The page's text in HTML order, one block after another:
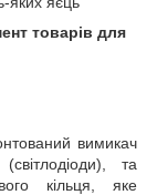
товарів для
вимикач
та
кільця, яке